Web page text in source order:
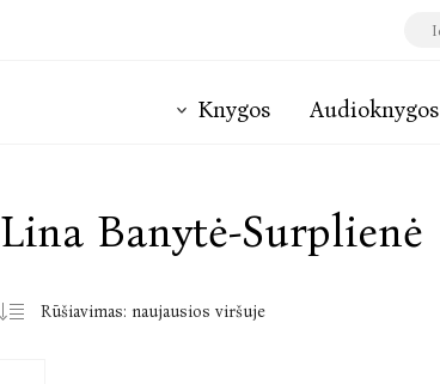
Knygos Audioknygos
Lina Banytė-Surplienė